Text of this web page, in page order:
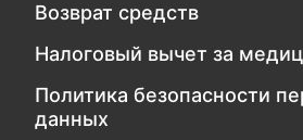
Возврат средств
Налоговый вычет за
Политика безопасности
данных